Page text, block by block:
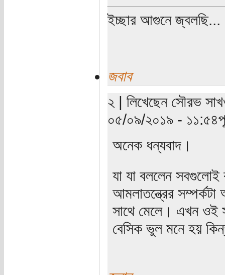
ইচ্ছার আগুনে জ্বলছি...
জবাব
২ | লিখেছেন সৌরভ
০৫/০৯/২০১৯ -
অনেক ধন্যবাদ।
যা যা বললেন সবগুলোই
আমলাতন্ত্রের
সাথে মেলে। এখন ওই
বেসিক ভুল মনে হয়